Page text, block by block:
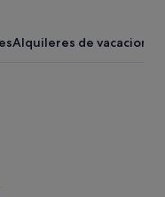
Alquileres de vacaciones